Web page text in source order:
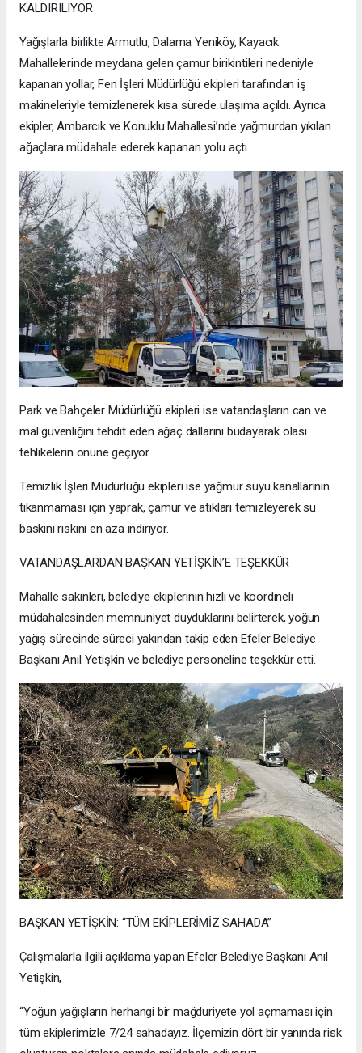
KALDIRILIYOR
Yağışlarla birlikte Armutlu, Dalama Yeniköy, Kayacık
Mahallelerinde meydana gelen çamur birikintileri nedeniyle
kapanan yollar, Fen İşleri Müdürlüğü ekipleri tarafından iş
makineleriyle temizlenerek kısa sürede ulaşıma açıldı. Ayrıca
ekipler, Ambarcık ve Konuklu Mahallesi’nde yağmurdan yıkılan
ağaçlara müdahale ederek kapanan yolu açtı.
Park ve Bahçeler Müdürlüğü ekipleri ise vatandaşların can ve
mal güvenliğini tehdit eden ağaç dallarını budayarak olası
tehlikelerin önüne geçiyor.
Temizlik İşleri Müdürlüğü ekipleri ise yağmur suyu kanallarının
tıkanmaması için yaprak, çamur ve atıkları temizleyerek su
baskını riskini en aza indiriyor.
VATANDAŞLARDAN BAŞKAN YETİŞKİN’E TEŞEKKÜR
Mahalle sakinleri, belediye ekiplerinin hızlı ve koordineli
müdahalesinden memnuniyet duyduklarını belirterek, yoğun
yağış sürecinde süreci yakından takip eden Efeler Belediye
Başkanı Anıl Yetişkin ve belediye personeline teşekkür etti.
BAŞKAN YETİŞKİN: “TÜM EKİPLERİMİZ SAHADA”
Çalışmalarla ilgili açıklama yapan Efeler Belediye Başkanı Anıl
Yetişkin,
“Yoğun yağışların herhangi bir mağduriyete yol açmaması için
tüm ekiplerimizle 7/24 sahadayız. İlçemizin dört bir yanında risk